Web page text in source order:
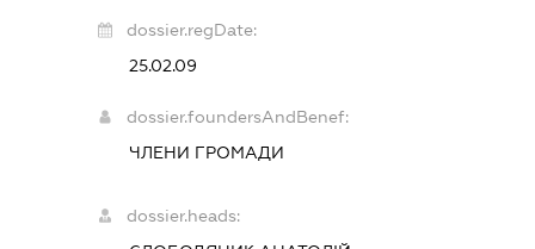
dossier.regDate:
25.02.09
dossier.foundersAndBenef:
ЧЛЕНИ ГРОМАДИ
dossier.heads: